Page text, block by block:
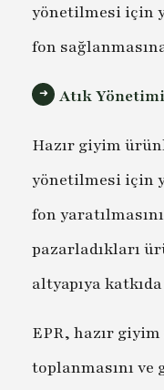
yönetilmesi için
fon
Atık
Hazır giyim
yönetilmesi için
fon
pazarladıkları
altyapıya
EPR, hazır giyim
toplanmasını